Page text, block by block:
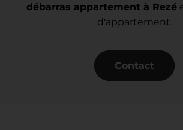
débarras appartement à Rezé
d'appartement.
Contact